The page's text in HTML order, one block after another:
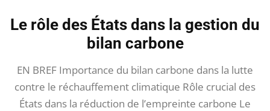
Le rôle des États dans la gestion du
bilan carbone
EN BREF Importance du bilan carbone dans la lutte
contre le réchauffement climatique Rôle crucial des
États dans la réduction de l’empreinte carbone Le